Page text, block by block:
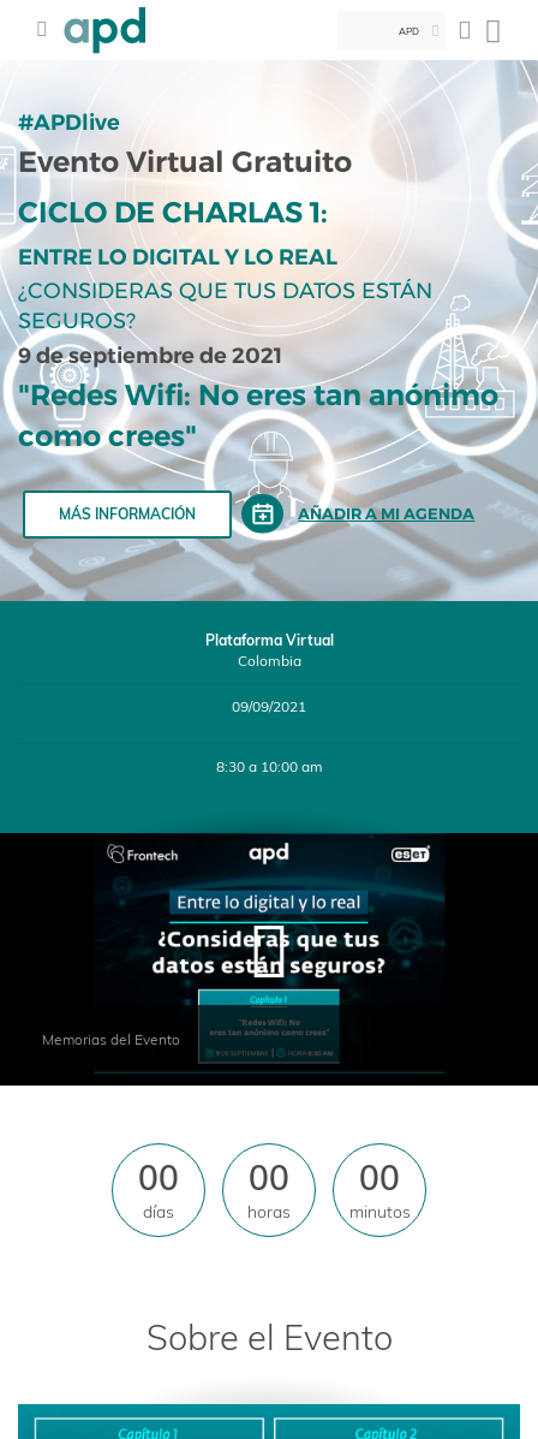
APD
#APDlive
Evento Virtual Gratuito
CICLO DE CHARLAS 1:
ENTRE LO DIGITAL Y LO REAL
¿CONSIDERAS QUE TUS DATOS ESTÁN
SEGUROS?
9 de septiembre de 2021
"Redes Wifi: No eres tan anónimo
como crees"
MÁS INFORMACIÓN AÑADIR A MI AGENDA
Plataforma Virtual
Colombia
09/09/2021
8:30 a 10:00 am
Memorias del Evento
00
días
00
horas
00
minutos
Sobre el Evento